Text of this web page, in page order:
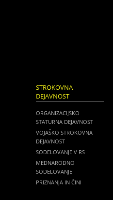
STROKOVNA
DEJAVNOST
ORGANIZACIJSKO
STATURNA DEJAVNOST
VOJAŠKO STROKOVNA
DEJAVNOST
SODELOVANJE V RS
MEDNARODNO
SODELOVANJE
PRIZNANJA IN ČINI